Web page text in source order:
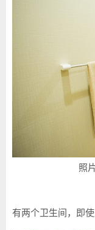
照
有两个卫生间，即